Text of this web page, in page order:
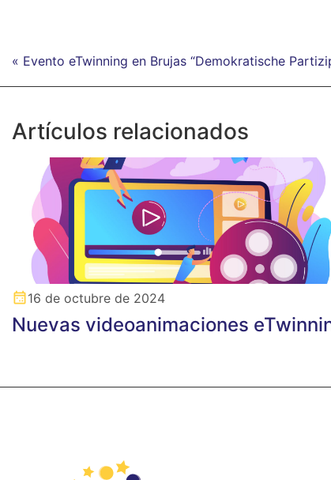
« Evento eTwinning en Brujas “Demokratische
Artículos relacionados
16 de octubre de 2024
Nuevas videoanimaciones